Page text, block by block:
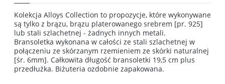
Kolekcja Alloys Collection to propozycje, które wykonywane
są tylko z brązu, brązu platerowanego srebrem [pr. 925]
lub stali szlachetnej - żadnych innych metali.
Bransoletka wykonana w całości ze stali szlachetnej w
połączeniu ze skórzanym rzemieniem ze skórki naturalnej
[śr. 6mm]. Całkowita długość bransoletki 19,5 cm plus
przedłużka. Biżuteria ozdobnie zapakowana.